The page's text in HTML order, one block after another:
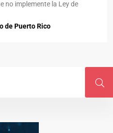
no implemente la Ley de
de Puerto Rico